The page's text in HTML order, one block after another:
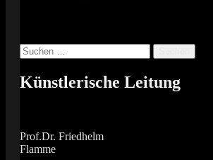
Suchen
nach:
Künstlerische Leitung
Prof.Dr. Friedhelm
Flamme